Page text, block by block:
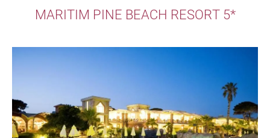
MARITIM PINE BEACH RESORT 5*